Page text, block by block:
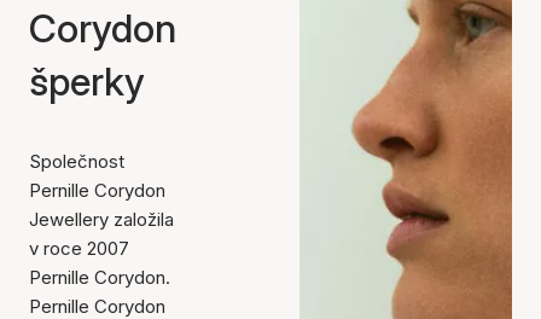
Corydon
šperky
Společnost
Pernille Corydon
Jewellery založila
v roce 2007
Pernille Corydon.
Pernille Corydon